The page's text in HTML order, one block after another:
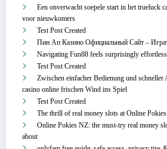
Een onverwacht soepele start in het trueluck
voor nieuwkomers
Test Post Created
Пин Ап Казино Официальный Сайт –
Navigating Fun88 feels surprisingly
Test Post Created
Zwischen einfacher Bedienung und schneller
casino online frischen Wind ins Spiel
Test Post Created
The thrill of real money slots at Online
Online Pokies NZ: the must-try real money
about